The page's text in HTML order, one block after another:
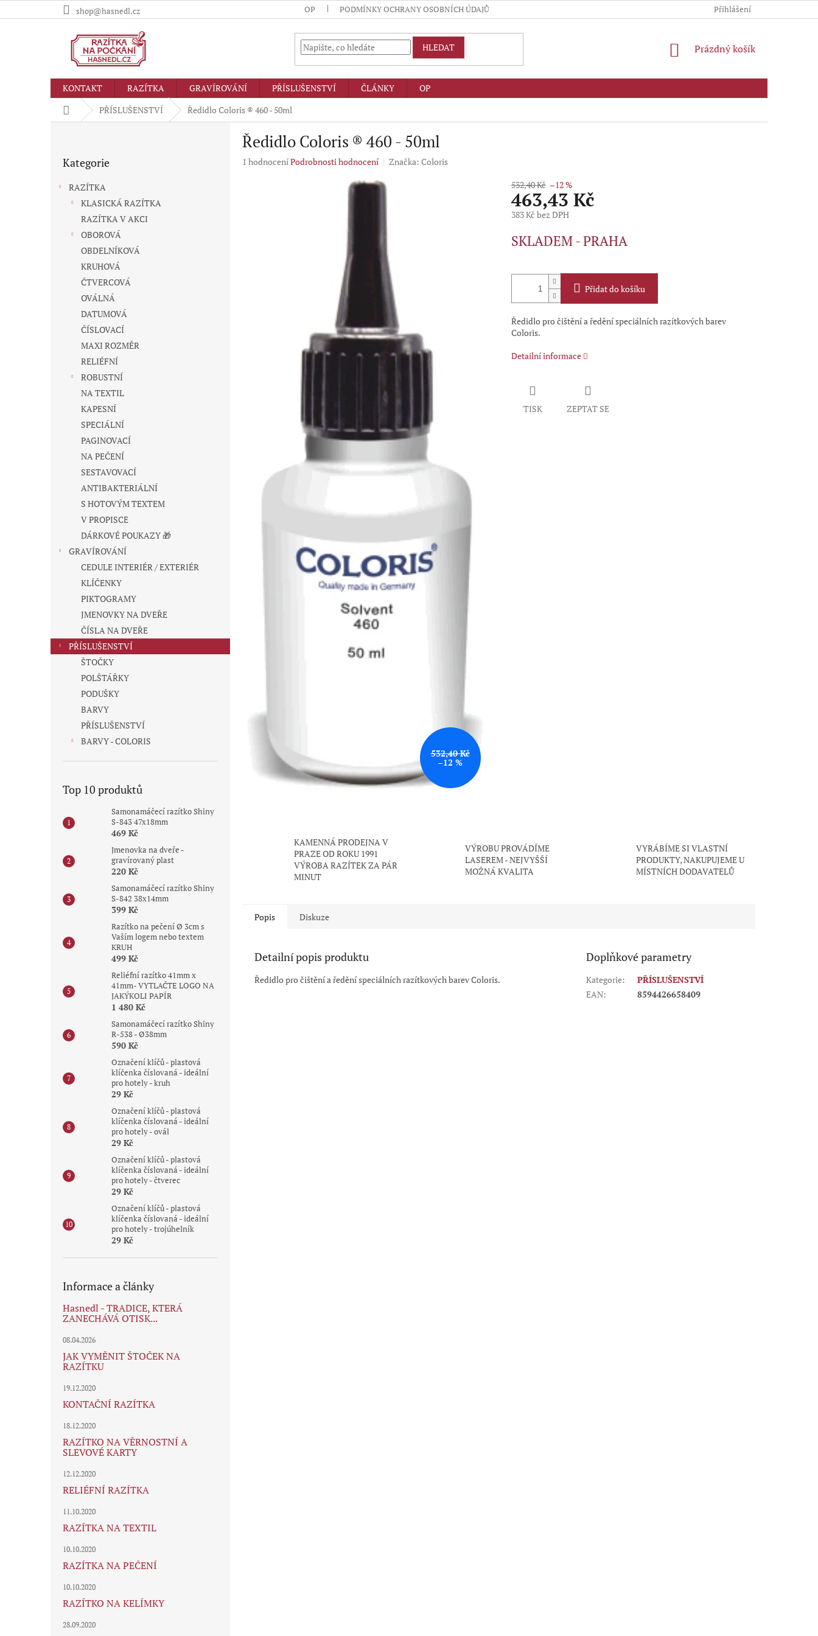
na
shop@hasnedl.cz OP PODMÍNKY OCHRANY OSOBNÍCH ÚDAJŮ Přihlášení
HLEDAT
NÁKUPNÍ
Prázdný košík
KONTAKT RAZÍTKA GRAVÍROVÁNÍ PŘÍSLUŠENSTVÍ ČLÁNKY
OP
Domů PŘÍSLUŠENSTVÍ Ředidlo Coloris ® 460 - 50ml
kategorie
Kategorie
RAZÍTKA
KLASICKÁ RAZÍTKA
RAZÍTKA V AKCI
OBOROVÁ
OBDELNÍKOVÁ
KRUHOVÁ
ČTVERCOVÁ
OVÁLNÁ
DATUMOVÁ
ČÍSLOVACÍ
MAXI ROZMĚR
RELIÉFNÍ
ROBUSTNÍ
NA TEXTIL
KAPESNÍ
SPECIÁLNÍ
PAGINOVACÍ
NA PEČENÍ
SESTAVOVACÍ
ANTIBAKTERIÁLNÍ
S HOTOVÝM TEXTEM
V PROPISCE
DÁRKOVÉ POUKAZY 🎁
GRAVÍROVÁNÍ
CEDULE INTERIÉR / EXTERIÉR
KLÍČENKY
PIKTOGRAMY
JMENOVKY NA DVEŘE
ČÍSLA NA DVEŘE
PŘÍSLUŠENSTVÍ
ŠTOČKY
POLŠTÁŘKY
PODUŠKY
BARVY
PŘÍSLUŠENSTVÍ
BARVY - COLORIS
Top 10 produktů
Samonamáčecí razítko Shiny
S-843 47x18mm
469 Kč
Jmenovka na dveře -
gravírovaný plast
220 Kč
Samonamáčecí razítko Shiny
S-842 38x14mm
399 Kč
Razítko na pečení Ø 3cm s
Vaším logem nebo textem
KRUH
499 Kč
Reliéfní razítko 41mm x
41mm- VYTLAČTE LOGO NA
JAKÝKOLI PAPÍR
1 480 Kč
Samonamáčecí razítko Shiny
R-538 - Ø38mm
590 Kč
Označení klíčů - plastová
klíčenka číslovaná - ideální
pro hotely - kruh
29 Kč
Označení klíčů - plastová
klíčenka číslovaná - ideální
pro hotely - ovál
29 Kč
Označení klíčů - plastová
klíčenka číslovaná - ideální
pro hotely - čtverec
29 Kč
Označení klíčů - plastová
klíčenka číslovaná - ideální
pro hotely - trojúhelník
29 Kč
Informace a články
Hasnedl - TRADICE, KTERÁ
ZANECHÁVÁ OTISK...
08.04.2026
JAK VYMĚNIT ŠTOČEK NA
RAZÍTKU
19.12.2020
KONTAČNÍ RAZÍTKA
18.12.2020
RAZÍTKO NA VĚRNOSTNÍ A
SLEVOVÉ KARTY
12.12.2020
RELIÉFNÍ RAZÍTKA
11.10.2020
RAZÍTKA NA TEXTIL
10.10.2020
RAZÍTKA NA PEČENÍ
10.10.2020
RAZÍTKO NA KELÍMKY
28.09.2020
Ředidlo Coloris ® 460 - 50ml
Průměrné
1 hodnoceníPodrobnosti hodnocení Značka: Coloris
532,40 Kč
–12 %
532,40 Kč –12 %
463,43 Kč
383 Kč bez DPH
cena:
SKLADEM - PRAHA
Přidat do košíku
Ředidlo pro čištění a ředění speciálních razítkových barev
Coloris.
Detailní informace
TISK ZEPTAT SE
KAMENNÁ PRODEJNA V
PRAZE OD ROKU 1991
VÝROBA RAZÍTEK ZA PÁR
MINUT
VÝROBU PROVÁDÍME
LASEREM - NEJVYŠŠÍ
MOŽNÁ KVALITA
VYRÁBÍME SI VLASTNÍ
PRODUKTY, NAKUPUJEME U
MÍSTNÍCH DODAVATELŮ
Popis Diskuze
Detailní popis produktu
Ředidlo pro čištění a ředění speciálních razítkových barev Coloris.
Doplňkové parametry
Kategorie:
PŘÍSLUŠENSTVÍ
EAN: 8594426658409